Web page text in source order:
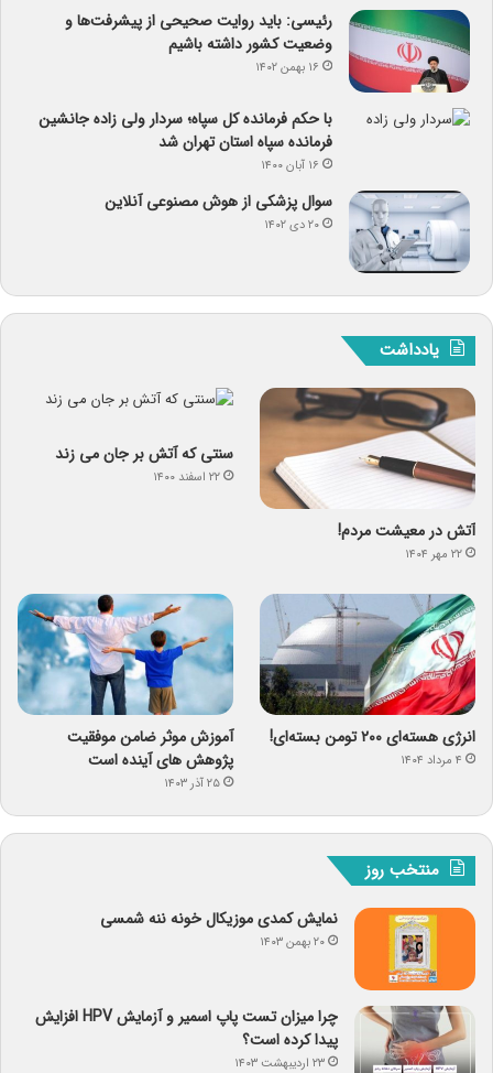
رئیسی: باید روایت صحیحی از پیشرفت‌ها و
وضعیت کشور داشته باشیم
۱۶ بهمن ۱۴۰۲
با حکم فرمانده کل سپاه؛ سردار ولی زاده جانشین
فرمانده سپاه استان تهران شد
۱۶ آبان ۱۴۰۰
سوال پزشکی از هوش مصنوعی آنلاین
۲۰ دی ۱۴۰۲
یادداشت
آتش در معیشت مردم!
۲۲ مهر ۱۴۰۴
سنتی که آتش بر جان می زند
۲۲ اسفند ۱۴۰۰
انرژی هسته‌ای ۲۰۰ تومن بسته‌ای!
۴ مرداد ۱۴۰۴
آموزش موثر ضامن موفقیت
پژوهش های آینده است
۲۵ آذر ۱۴۰۳
منتخب روز
نمایش کمدی موزیکال خونه ننه شمسی
۲۰ بهمن ۱۴۰۳
چرا میزان تست پاپ اسمیر و آزمایش HPV افزایش
پیدا کرده است؟
۲۳ اردیبهشت ۱۴۰۳